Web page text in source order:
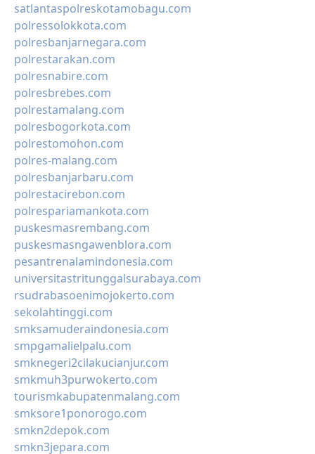
satlantaspolreskotamobagu.com
polressolokkota.com
polresbanjarnegara.com
polrestarakan.com
polresnabire.com
polresbrebes.com
polrestamalang.com
polresbogorkota.com
polrestomohon.com
polres-malang.com
polresbanjarbaru.com
polrestacirebon.com
polrespariamankota.com
puskesmasrembang.com
puskesmasngawenblora.com
pesantrenalamindonesia.com
universitastritunggalsurabaya.com
rsudrabasoenimojokerto.com
sekolahtinggi.com
smksamuderaindonesia.com
smpgamalielpalu.com
smknegeri2cilakucianjur.com
smkmuh3purwokerto.com
tourismkabupatenmalang.com
smksore1ponorogo.com
smkn2depok.com
smkn3jepara.com